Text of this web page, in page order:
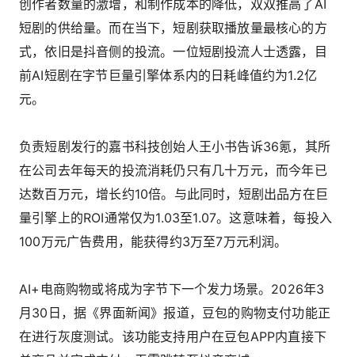
创作者数量的激增，和制作成本的降低，双双推高了AI
短剧的供给量。而在当下，短剧获取播放量最核心的方
式，依旧是抖音侧的投流。一位短剧投流人士透露，目
前AI短剧在字节巨量引擎体系内的日耗峰值约为1.2亿
元。
负责短剧发行的嘉书科技创始人王小书告诉36氪，其所
在公司去年每天的投流消耗仍只有几十万元，而今年已
达数百万元，增长约10倍。与此同时，短剧出品方在巨
量引擎上的ROI通常仅为1.03至1.07。这意味着，每投入
100万元广告费用，能获得约3万至7万元利润。
AI+电商购物或将成为字节下一个发力场景。2026年3
月30日，据《界面新闻》报道，豆包的购物支付功能正
在进行灰度测试。该功能支持用户在豆包APP内直接下